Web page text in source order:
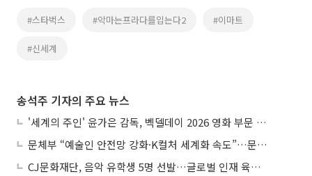
#스타벅스 #악마는프라다를입는다2 #이마트
#신세계
송석주 기자의 주요 뉴스
'세계의 주인' 윤가은 감독, 벡델데이 2026 영화 부문 벡델리안 감독 선정
문체부 “예술인 안전망 강화·K컬처 세계화 속도”…문화강국 청사진 제시
CJ문화재단, 음악 유학생 5명 선발…글로벌 인재 육성 지원